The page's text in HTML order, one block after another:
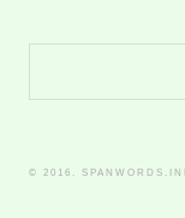
© 2016.